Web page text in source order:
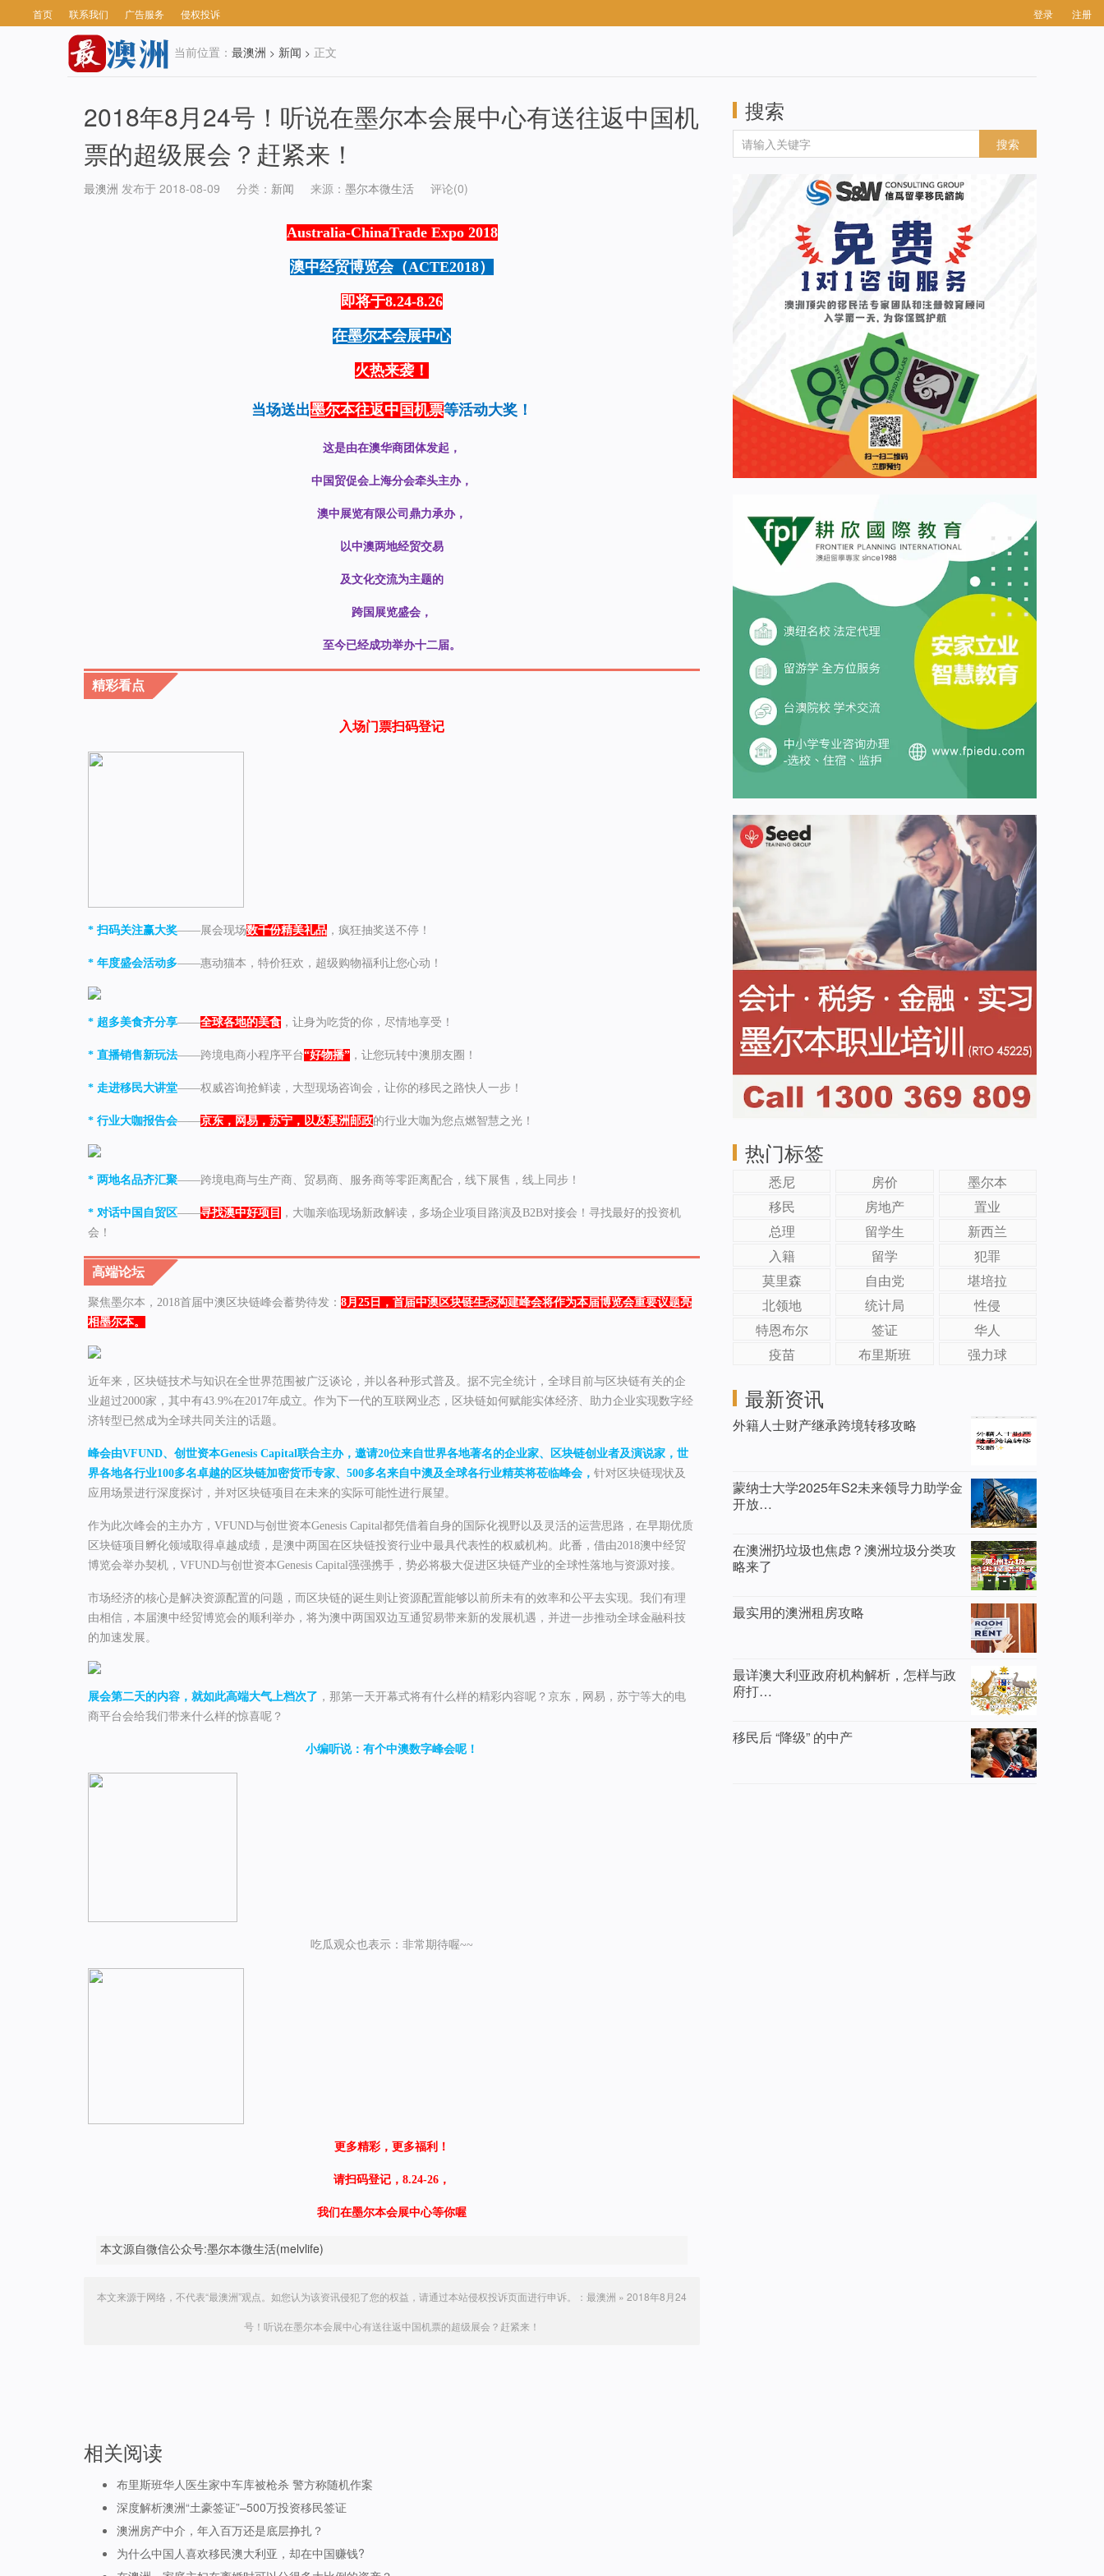
首页 联系我们 广告服务 侵权投诉 登录 注册
当前位置： 最澳洲 > 新闻 > 正文
2018年8月24号！听说在墨尔本会展中心有送往返中国机
票的超级展会？赶紧来！
最澳洲 发布于 2018-08-09 分类： 新闻 来源： 墨尔本微生活 评论(0)
Australia-ChinaTrade Expo 2018
澳中经贸博览会（ACTE2018）
即将于8.24-8.26
在墨尔本会展中心
火热来袭！
当场送出墨尔本往返中国机票等活动大奖！
这是由在澳华商团体发起，
中国贸促会上海分会牵头主办，
澳中展览有限公司鼎力承办，
以中澳两地经贸交易
及文化交流为主题的
跨国展览盛会，
至今已经成功举办十二届。
精彩看点
入场门票扫码登记
* 扫码关注赢大奖——展会现场数千份精美礼品 ，疯狂抽奖送不停！
* 年度盛会活动多——惠动猫本，特价狂欢，超级购物福利让您心动！
* 超多美食齐分享——全球各地的美食 ，让身为吃货的你，尽情地享受！
* 直播销售新玩法——跨境电商小程序平台“好物播” ，让您玩转中澳朋友圈！
* 走进移民大讲堂——权威咨询抢鲜读，大型现场咨询会，让你的移民之路快人一步！
* 行业大咖报告会——京东，网易，苏宁，以及澳洲邮政的行业大咖为您点燃智慧之光！
* 两地名品齐汇聚——跨境电商与生产商、贸易商、服务商等零距离配合，线下展售，线上同步！
* 对话中国自贸区——寻找澳中好项目 ，大咖亲临现场新政解读，多场企业项目路演及B2B对接会！寻找最好的投资机
会！
高端论坛
聚焦墨尔本，2018首届中澳区块链峰会蓄势待发： 8月25日，首届中澳区块链生态构建峰会将作为本届博览会重要议题亮
相墨尔本。
近年来，区块链技术与知识在全世界范围被广泛谈论，并以各种形式普及。据不完全统计，全球目前与区块链有关的企
业超过2000家，其中有43.9%在2017年成立。作为下一代的互联网业态，区块链如何赋能实体经济、助力企业实现数字经
济转型已然成为全球共同关注的话题。
峰会由VFUND、创世资本Genesis Capital联合主办， 邀请20位来自世界各地著名的企业家、区块链创业者及演说家，世
界各地各行业100多名卓越的区块链加密货币专家、500多名来自中澳及全球各行业精英将莅临峰会， 针对区块链现状及
应用场景进行深度探讨，并对区块链项目在未来的实际可能性进行展望。
作为此次峰会的主办方，VFUND与创世资本Genesis Capital都凭借着自身的国际化视野以及灵活的运营思路，在早期优质
区块链项目孵化领域取得卓越成绩，是澳中两国在区块链投资行业中最具代表性的权威机构。此番，借由2018澳中经贸
博览会举办契机，VFUND与创世资本Genesis Capital强强携手，势必将极大促进区块链产业的全球性落地与资源对接。
市场经济的核心是解决资源配置的问题，而区块链的诞生则让资源配置能够以前所未有的效率和公平去实现。我们有理
由相信，本届澳中经贸博览会的顺利举办，将为澳中两国双边互通贸易带来新的发展机遇，并进一步推动全球金融科技
的加速发展。
展会第二天的内容，就如此高端大气上档次了 ，那第一天开幕式将有什么样的精彩内容呢？京东，网易，苏宁等大的电
商平台会给我们带来什么样的惊喜呢？
小编听说：有个中澳数字峰会呢！
吃瓜观众也表示：非常期待喔~~
更多精彩，更多福利！
请扫码登记，8.24-26，
我们在墨尔本会展中心等你喔
本文源自微信公众号:墨尔本微生活(melvlife)
本文来源于网络，不代表“最澳洲”观点。如您认为该资讯侵犯了您的权益，请通过本站侵权投诉页面进行申诉。： 最澳洲 » 2018年8月24
号！听说在墨尔本会展中心有送往返中国机票的超级展会？赶紧来！
相关阅读
布里斯班华人医生家中车库被枪杀 警方称随机作案
深度解析澳洲“土豪签证”–500万投资移民签证
澳洲房产中介，年入百万还是底层挣扎？
为什么中国人喜欢移民澳大利亚，却在中国赚钱?
搜索
热门标签
悉尼 房价
墨尔本
移民
房地产
置业
总理
留学生
新西兰
入籍
留学
犯罪
莫里森
自由党
堪培拉
北领地
统计局
性侵
特恩布尔
签证
华人
疫苗
布里斯班 强力球
最新资讯
外籍人士财产继承跨境转移攻略
蒙纳士大学2025年S2未来领导力助学金
开放…
在澳洲扔垃圾也焦虑？澳洲垃圾分类攻
略来了
最实用的澳洲租房攻略
最详澳大利亚政府机构解析，怎样与政
府打…
移民后 “降级” 的中产